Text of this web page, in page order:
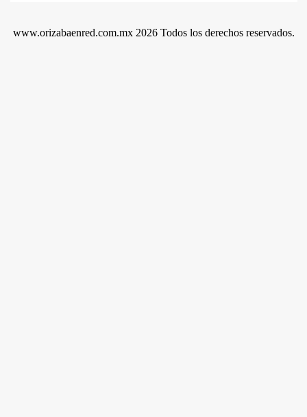
www.orizabaenred.com.mx 2026 Todos los derechos reservados.